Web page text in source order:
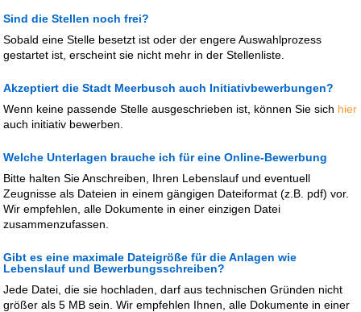
Sind die Stellen noch frei?
Sobald eine Stelle besetzt ist oder der engere Auswahlprozess
gestartet ist, erscheint sie nicht mehr in der Stellenliste.
Akzeptiert die Stadt Meerbusch auch Initiativbewerbungen?
Wenn keine passende Stelle ausgeschrieben ist, können Sie sich hier
auch initiativ bewerben.
Welche Unterlagen brauche ich für eine Online-Bewerbung
Bitte halten Sie Anschreiben, Ihren Lebenslauf und eventuell
Zeugnisse als Dateien in einem gängigen Dateiformat (z.B. pdf) vor.
Wir empfehlen, alle Dokumente in einer einzigen Datei
zusammenzufassen.
Gibt es eine maximale Dateigröße für die Anlagen wie
Lebenslauf und Bewerbungsschreiben?
Jede Datei, die sie hochladen, darf aus technischen Gründen nicht
größer als 5 MB sein. Wir empfehlen Ihnen, alle Dokumente in einer